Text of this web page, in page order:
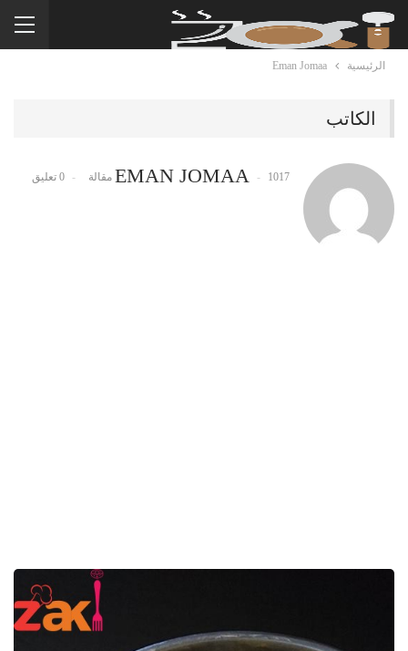
الرئيسية Eman Jomaa
الكاتب
EMAN JOMAA 1017 مقالة 0 تعليق